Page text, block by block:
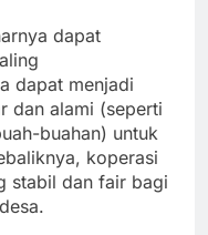
dapat
dapat menjadi
dan alami (seperti
buahan) untuk
koperasi
stabil dan fair bagi